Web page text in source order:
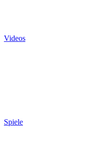
Videos
Spiele